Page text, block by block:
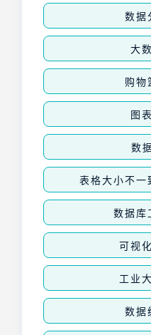
数据
大
购物
图
数
表格大小不一
数据库
可视
工业
数据